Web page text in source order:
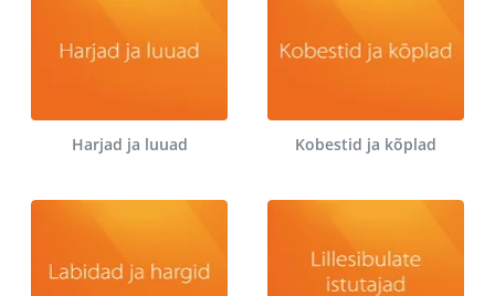
Harjad ja luuad Kobestid ja kõplad